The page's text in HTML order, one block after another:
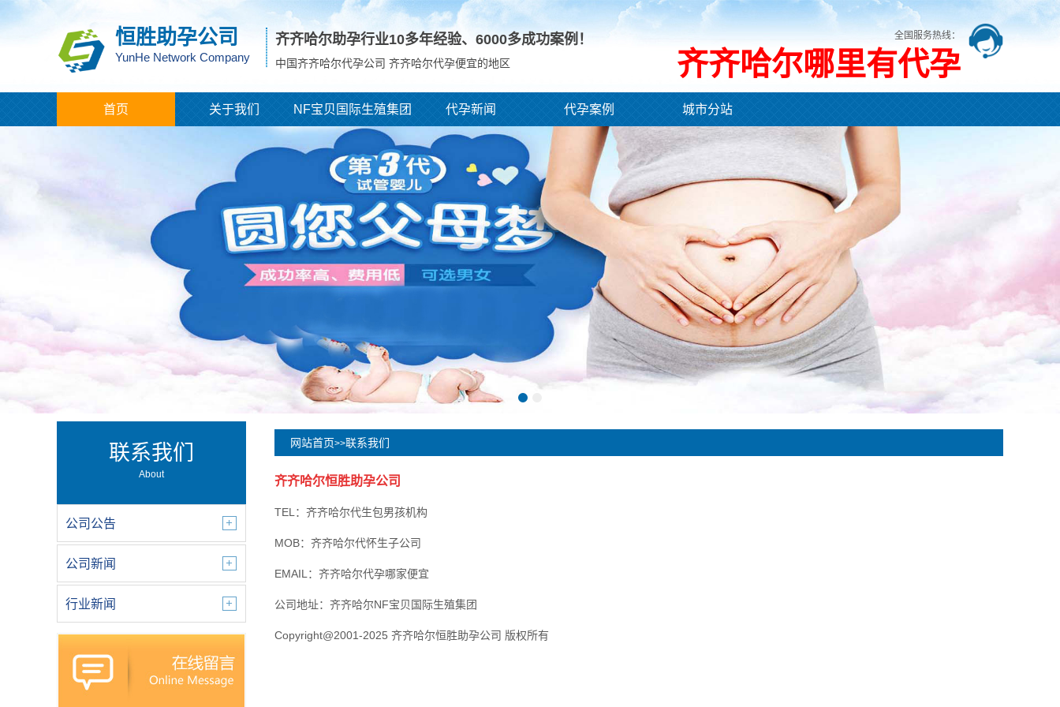
恒胜助孕公司
YunHe Network Company
齐齐哈尔助孕行业10多年经验、 6000多成功案例！
中国齐齐哈尔代孕公司 齐齐哈尔代孕便宜的地区
全国服务热线：
齐齐哈尔哪里有代孕
首页 关于我们 NF宝贝国际生殖集团 代孕新闻 代孕案例 城市分站
联系我们
About
公司公告
公司新闻
行业新闻
网站首页>>联系我们
齐齐哈尔恒胜助孕公司
TEL：齐齐哈尔代生包男孩机构
MOB：齐齐哈尔代怀生子公司
EMAIL：齐齐哈尔代孕哪家便宜
公司地址：齐齐哈尔NF宝贝国际生殖集团
Copyright@2001-2025 齐齐哈尔恒胜助孕公司 版权所有